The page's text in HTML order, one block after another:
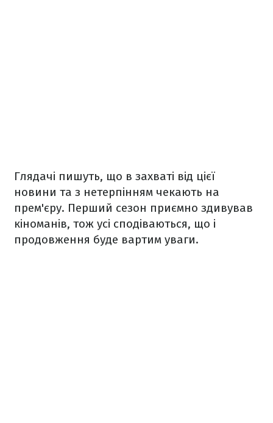
Глядачі пишуть, що в захваті від цієї
новини та з нетерпінням чекають на
прем'єру. Перший сезон приємно здивував
кіноманів, тож усі сподіваються, що і
продовження буде вартим уваги.